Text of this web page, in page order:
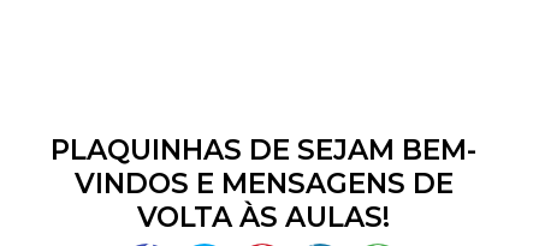
PLAQUINHAS DE SEJAM BEM-
VINDOS E MENSAGENS DE
VOLTA ÀS AULAS!